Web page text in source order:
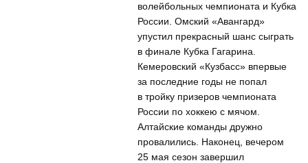
волейбольных чемпионата и Кубка
России. Омский «Авангард»
упустил прекрасный шанс сыграть
в финале Кубка Гагарина.
Кемеровский «Кузбасс» впервые
за последние годы не попал
в тройку призеров чемпионата
России по хоккею с мячом.
Алтайские команды дружно
провалились. Наконец, вечером
25 мая сезон завершил